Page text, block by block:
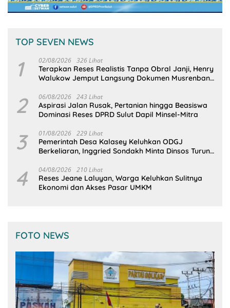
TOP SEVEN NEWS
1 02/08/2026 326 Lihat
Terapkan Reses Realistis Tanpa Obral Janji, Henry
Walukow Jemput Langsung Dokumen Musrenbang
2 06/08/2026 243 Lihat
Aspirasi Jalan Rusak, Pertanian hingga Beasiswa
Dominasi Reses DPRD Sulut Dapil Minsel-Mitra
3 01/08/2026 229 Lihat
Pemerintah Desa Kalasey Keluhkan ODGJ
Berkeliaran, Inggried Sondakh Minta Dinsos Turun
4 04/08/2026 210 Lihat
Reses Jeane Laluyan, Warga Keluhkan Sulitnya
Ekonomi dan Akses Pasar UMKM
FOTO NEWS